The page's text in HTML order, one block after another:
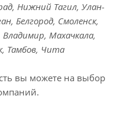
Нижний Тагил, Улан-
Белгород, Смоленск,
Махачкала,
Тамбов, Чита
вы можете на выбор